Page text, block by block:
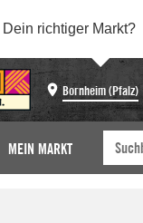
Dein richtiger Markt?
Bornheim (Pfalz)
MEIN MARKT